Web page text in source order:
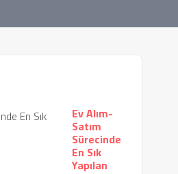
Ev Alım-
Satım
Sürecinde
En Sık
Yapılan